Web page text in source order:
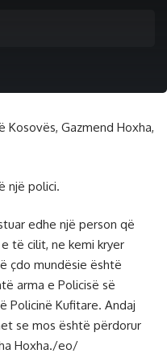
Kosovës, Gazmend Hoxha,
një polici.
edhe një person që
të cilit, ne kemi kryer
çdo mundësie është
arma e Policisë së
Policinë Kufitare. Andaj
se mos është përdorur
Hoxha./eo/